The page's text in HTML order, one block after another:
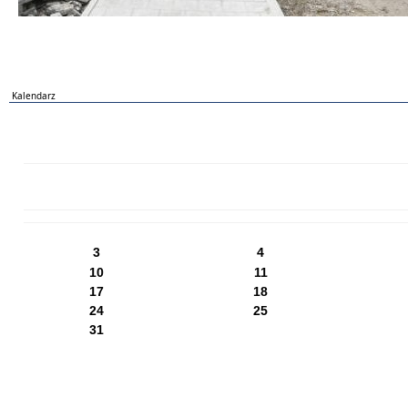
Kalendarz
3
4
10
11
17
18
24
25
31